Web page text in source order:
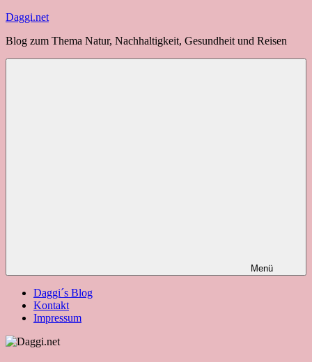
Zum
springen
Daggi.net
Blog zum Thema Natur, Nachhaltigkeit, Gesundheit und Reisen
Menü
Daggi´s Blog
Kontakt
Impressum